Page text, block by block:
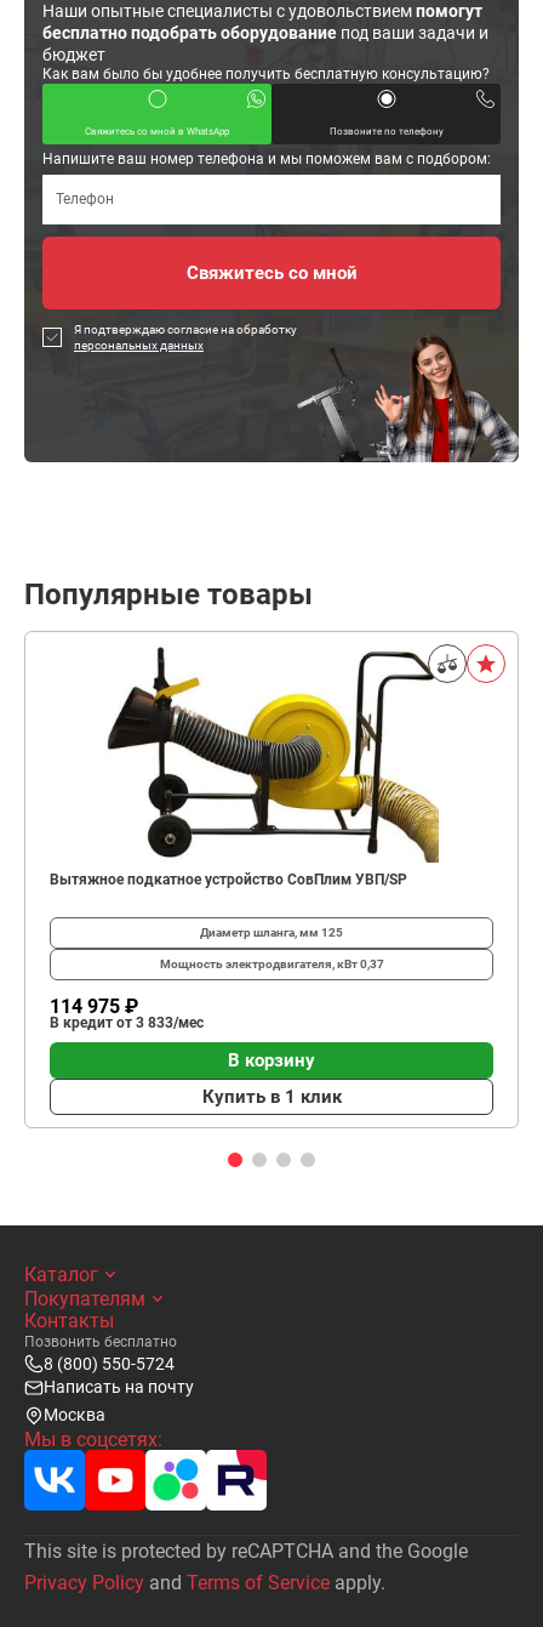
Наши опытные специалисты с удовольствиемпомогут
бесплатно подобрать оборудование под ваши задачи и
бюджет
Как вам было бы удобнее получить бесплатную консультацию?
Свяжитесь со мной в WhatsApp Позвоните по телефону
Напишите ваш номер телефона и мы поможем вам с подбором:
Я подтверждаю согласие на обработку
персональных данных
Популярные товары
Вытяжное подкатное устройство СовПлим УВП/SP
Диаметр шланга, мм 125
Мощность электродвигателя, кВт0,37
114 975 ₽
В кредит от 3 833/мес
В корзину
Купить в 1 клик
Каталог
Покупателям
Контакты
Позвонить бесплатно
8 (800) 550-5724
Написать на почту
Москва
Мы в соцсетях:
This site is protected by reCAPTCHA and the Google
Privacy Policy and Terms of Service apply.